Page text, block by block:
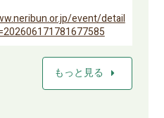
event/detail
もっと見る arrow_right